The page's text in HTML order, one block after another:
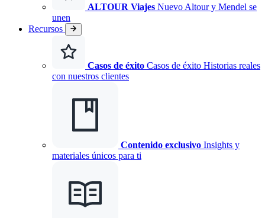
ALTOUR Viajes Nuevo Altour y Mendel se
unen
Recursos
Casos de éxito Casos de éxito Historias reales
con nuestros clientes
Contenido exclusivo Insights y
materiales únicos para ti